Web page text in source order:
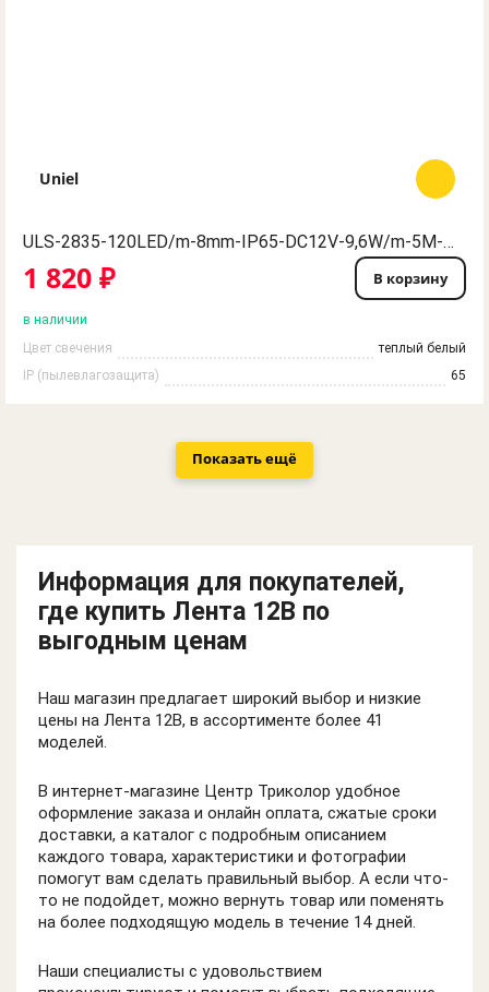
Uniel
ULS-2835-120LED/m-8mm-IP65-DC12V-9,6W/m-5M-W Гибкая светодиодная герметичная лента на самоклеящейся основе. Катушка 5 м. в герметичной упаковке. Белый свет. ТМ Uniel.
1 820 ₽ В корзину
в наличии
Цвет свечения
теплый белый
IP (пылевлагозащита)
65
Показать ещё
Информация для покупателей,
где купить Лента 12В по
выгодным ценам
Наш магазин предлагает широкий выбор и низкие
цены на Лента 12В, в ассортименте более 41
моделей.
В интернет-магазине Центр Триколор удобное
оформление заказа и онлайн оплата, сжатые сроки
доставки, а каталог с подробным описанием
каждого товара, характеристики и фотографии
помогут вам сделать правильный выбор. А если что-
то не подойдет, можно вернуть товар или поменять
на более подходящую модель в течение 14 дней.
Наши специалисты с удовольствием